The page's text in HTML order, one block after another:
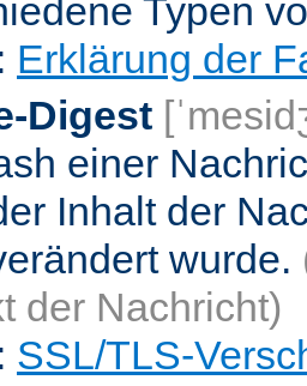
Typen
Erklärung der
Digest
einer
Inhalt der
wurde.
der Nachricht)
SSL/TLS-